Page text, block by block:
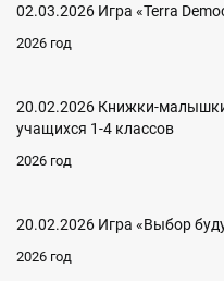
02.03.2026 Игра «Terra
2026 год
20.02.2026 Книжки-
учащихся 1-4 классов
2026 год
20.02.2026 Игра «Выбор
2026 год